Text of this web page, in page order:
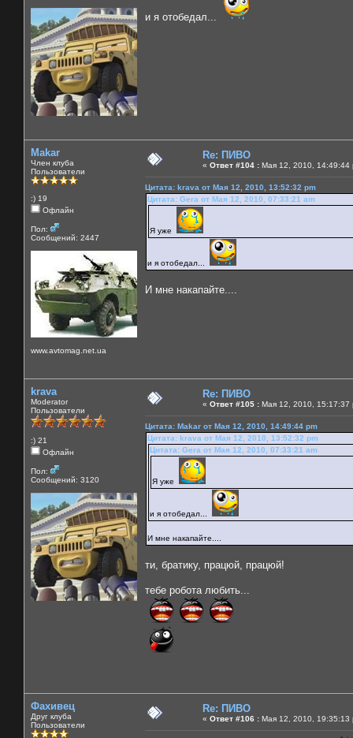
и я отобедал...
Makar
Член клуба
Пользователи
:) 19
Офлайн
Пол:
Сообщений: 2447
www.avtomag.net.ua
Re: ПИВО
« Ответ #104 : Мая 12, 2010, 14:49:44
Цитата: krava от Мая 12, 2010, 13:52:32 pm
Цитата: Gera от Мая 12, 2010, 07:33:21 am
Я уже
и я отобедал...
И мне накапайте....
krava
Moderator
Пользователи
:) 21
Офлайн
Пол:
Сообщений: 3120
Re: ПИВО
« Ответ #105 : Мая 12, 2010, 15:17:37
Цитата: Makar от Мая 12, 2010, 14:49:44 pm
Цитата: krava от Мая 12, 2010, 13:52:32 pm
Цитата: Gera от Мая 12, 2010, 07:33:21 am
Я уже
и я отобедал...
И мне накапайте....
ти, братику, працюй, працюй!
тебе робота любить...
Фахивец
Друг клуба
Пользователи
Re: ПИВО
« Ответ #106 : Мая 12, 2010, 19:35:13